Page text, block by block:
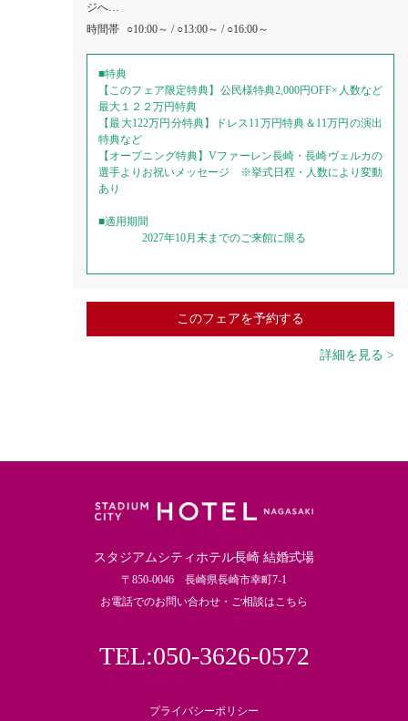
ジへ…
時間帯
○10:00～ / ○13:00～ / ○16:00～
■特典
【このフェア限定特典】公民様特典2,000円OFF×人数など
最大１２２万円特典
【最大122万円分特典】ドレス11万円特典＆11万円の演出
特典など
【オープニング特典】Vファーレン長崎・長崎ヴェルカの
選手よりお祝いメッセージ ※挙式日程・人数により変動
あり
■適用期間
2027年10月末までのご来館に限る
このフェアを予約する
詳細を見る >
スタジアムシティホテル長崎 結婚式場
〒850-0046 長崎県長崎市幸町7-1
お電話でのお問い合わせ・ご相談はこちら
TEL:050-3626-0572
プライバシーポリシー